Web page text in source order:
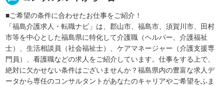
■ご希望の条件に合わせたお仕事をご紹介！
「福島介護求人・転職ナビ」は、郡山市、福島市、須賀川市、田村
市等を中心とした福島県に特化して介護職（ヘルパー、介護福祉
士）、生活相談員（社会福祉士）、ケアマネージャー（介護支援専
門員）、看護職などの求人をご紹介しています。仕事をする上で、
絶対に欠かせない条件はございませんか？福島県内の豊富な求人デ
ータから専任のコンサルタントがあなたのキャリアやご希望をふま